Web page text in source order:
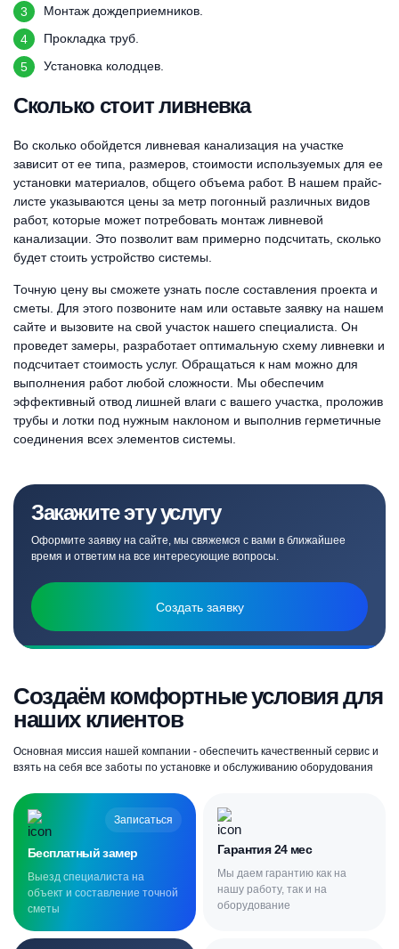
Монтаж дождеприемников.
Прокладка труб.
Установка колодцев.
Сколько стоит ливневка
Во сколько обойдется ливневая канализация на участке
зависит от ее типа, размеров, стоимости используемых для ее
установки материалов, общего объема работ. В нашем прайс-
листе указываются цены за метр погонный различных видов
работ, которые может потребовать монтаж ливневой
канализации. Это позволит вам примерно подсчитать, сколько
будет стоить устройство системы.
Точную цену вы сможете узнать после составления проекта и
сметы. Для этого позвоните нам или оставьте заявку на нашем
сайте и вызовите на свой участок нашего специалиста. Он
проведет замеры, разработает оптимальную схему ливневки и
подсчитает стоимость услуг. Обращаться к нам можно для
выполнения работ любой сложности. Мы обеспечим
эффективный отвод лишней влаги с вашего участка, проложив
трубы и лотки под нужным наклоном и выполнив герметичные
соединения всех элементов системы.
Закажите эту услугу
Оформите заявку на сайте, мы свяжемся с вами в ближайшее
время и ответим на все интересующие вопросы.
Создать заявку
Создаём комфортные условия для
наших клиентов
Основная миссия нашей компании - обеспечить качественный сервис и
взять на себя все заботы по установке и обслуживанию оборудования
Записаться
Бесплатный замер
Выезд специалиста на
объект и составление точной
сметы
Гарантия 24 мес
Мы даем гарантию как на
нашу работу, так и на
оборудование